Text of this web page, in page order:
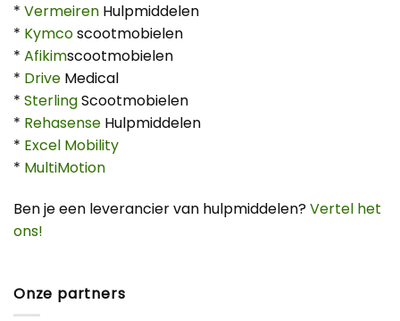
* Vermeiren Hulpmiddelen
* Kymcoscootmobielen
* Afikimscootmobielen
* Drive Medical
* SterlingScootmobielen
* Rehasense Hulpmiddelen
* Excel Mobility
* MultiMotion
Ben je een leverancier van hulpmiddelen?Vertel het
ons!
Onze partners